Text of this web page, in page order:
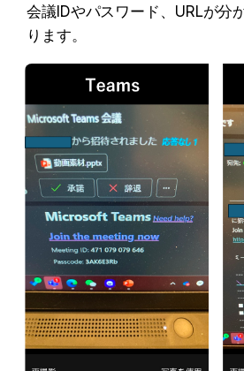
会議IDやパスワード、URLが分
ります。